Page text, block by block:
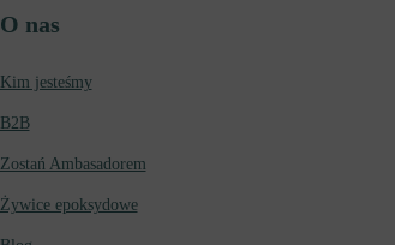
O nas
Kim jesteśmy
B2B
Zostań Ambasadorem
Żywice epoksydowe